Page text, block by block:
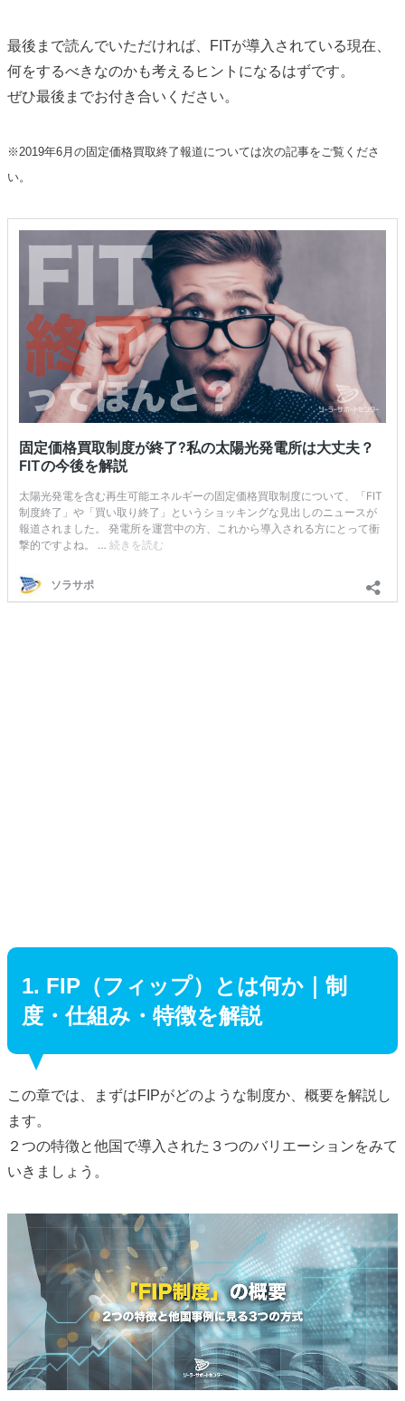
最後まで読んでいただければ、FITが導入されている現在、
何をするべきなのかも考えるヒントになるはずです。
ぜひ最後までお付き合いください。
※2019年6月の固定価格買取終了報道については次の記事をご覧くださ
い。
1. FIP（フィップ）とは何か｜制
度・仕組み・特徴を解説
この章では、まずはFIPがどのような制度か、概要を解説し
ます。
２つの特徴と他国で導入された３つのバリエーションをみて
いきましょう。